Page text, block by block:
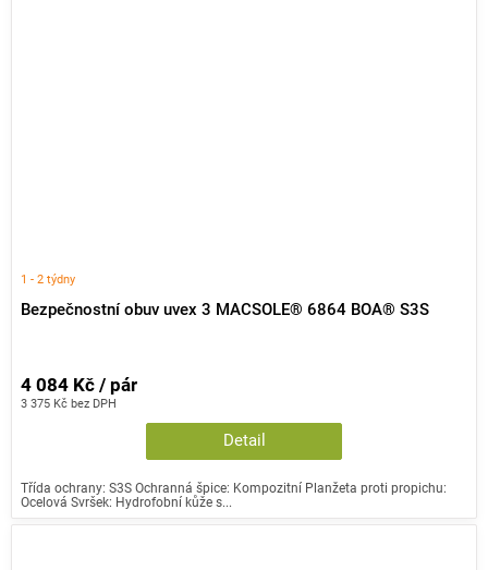
Bezpečnostní obuv uvex 3 MACSOLE® 6864 BOA® S3S
1 - 2 týdny
3 375 Kč bez DPH
4 084 Kč / pár
Detail
Třída ochrany: S3S Ochranná špice: Kompozitní Planžeta proti propichu:
Ocelová Svršek: Hydrofobní kůže s...